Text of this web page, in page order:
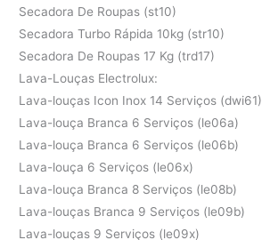
Secadora De Roupas (st10)
Secadora Turbo Rápida 10kg (str10)
Secadora De Roupas 17 Kg (trd17)
Lava-Louças Electrolux:
Lava-louças Icon Inox 14 Serviços (dwi61)
Lava-louça Branca 6 Serviços (le06a)
Lava-louça Branca 6 Serviços (le06b)
Lava-louça 6 Serviços (le06x)
Lava-louça Branca 8 Serviços (le08b)
Lava-louças Branca 9 Serviços (le09b)
Lava-louças 9 Serviços (le09x)